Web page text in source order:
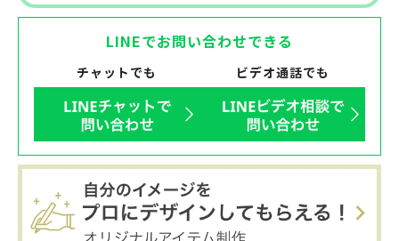
LINEでお問い合わせできる
チャットでも ビデオ通話でも